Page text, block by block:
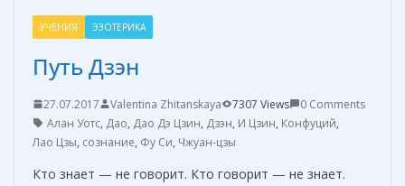
УЧЕНИЯ ЭЗОТЕРИКА
Путь Дзэн
27.07.2017 Valentina Zhitanskaya 7307 Views
0 Comments
Алан Уотс, Дао, Дао Дэ Цзин, Дзэн, И Цзин, Конфуций,
Лао Цзы, сознание, Фу Си, Чжуан-цзы
Кто знает — не говорит. Кто говорит — не знает.